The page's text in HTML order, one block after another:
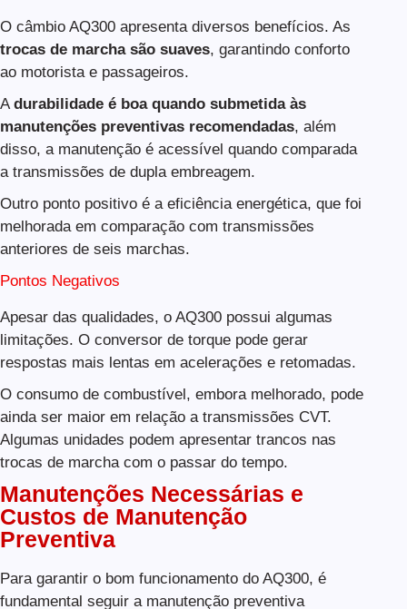
O câmbio AQ300 apresenta diversos benefícios. As
trocas de marcha são suaves, garantindo conforto
ao motorista e passageiros.
Adurabilidade é boa quando submetida às
manutenções preventivas recomendadas, além
disso, a manutenção é acessível quando comparada
a transmissões de dupla embreagem.
Outro ponto positivo é a eficiência energética, que foi
melhorada em comparação com transmissões
anteriores de seis marchas.
Pontos Negativos
Apesar das qualidades, o AQ300 possui algumas
limitações. O conversor de torque pode gerar
respostas mais lentas em acelerações e retomadas.
O consumo de combustível, embora melhorado, pode
ainda ser maior em relação a transmissões CVT.
Algumas unidades podem apresentar trancos nas
trocas de marcha com o passar do tempo.
Manutenções Necessárias e
Custos de Manutenção
Preventiva
Para garantir o bom funcionamento do AQ300, é
fundamental seguir a manutenção preventiva